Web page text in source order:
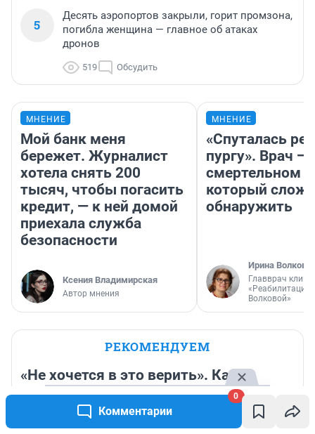
Комментарии
0
5
Десять аэропортов закрыли, горит промзона,
погибла женщина — главное об атаках
дронов
519 Обсудить
МНЕНИЕ
Мой банк меня
бережет. Журналист
хотела снять 200
тысяч, чтобы погасить
кредит, — к ней домой
приехала служба
безопасности
Ксения Владимирская
Автор мнения
МНЕНИЕ
«Спуталась
пургу». Врач —
смертельном
который
обнаружить
Ирина Волкова
Главврач
«Реабилитация
Волковой»
РЕКОМЕНДУЕМ
«Не хочется в это верить». Как
сложилась судьба «следователя на
золотом Lexus» после скандала в
Екатеринбурге